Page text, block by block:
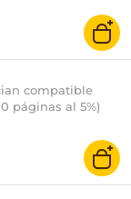
compatible
páginas al 5%)